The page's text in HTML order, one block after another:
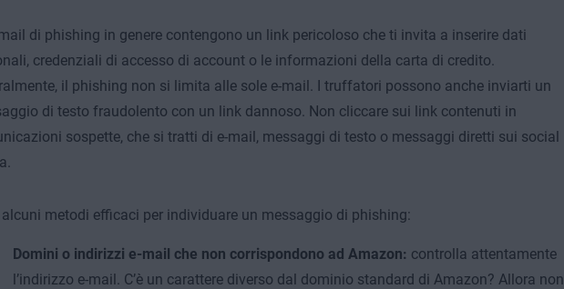
di phishing in genere contengono un link pericoloso che ti invita a inserire dati
credenziali di accesso di account o le informazioni della carta di credito.
il phishing non si limita alle sole e-mail. I truffatori possono anche inviarti un
di testo fraudolento con un link dannoso. Non cliccare sui link contenuti in
sospette, che si tratti di e-mail, messaggi di testo o messaggi diretti sui social
alcuni metodi efficaci per individuare un messaggio di phishing:
Domini o indirizzi e-mail che non corrispondono ad Amazon: controlla attentamente
l’indirizzo e-mail. C’è un carattere diverso dal dominio standard di Amazon? Allora non